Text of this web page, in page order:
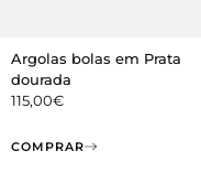
Argolas bolas em Prata
dourada
115,00€
COMPRAR